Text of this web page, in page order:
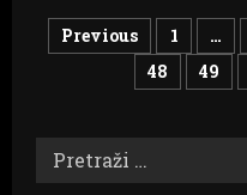
najave
olujnog
vremena
pomjera
Šoše,
koji
Brojevi
stranica
objava
Previous 1 …
48
49
Pretraži: